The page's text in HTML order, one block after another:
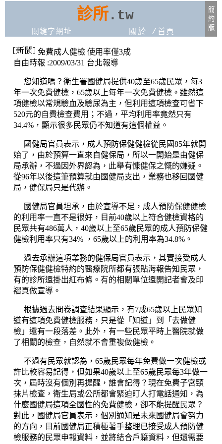
診所.tw
簡
約
版
關鍵字網址 關於 / 首頁
免費成人健檢 使用率僅3成
自由時報 :2009/03/31 台北報導
您知道嗎？衛生署國健局提供40歲至65歲民眾，每3
年一次免費健檢，65歲以上每年一次免費健檢。雖然這
項健檢以常規驗血及驗尿為主，但利用這項檢查可省下
520元的自費檢查費用；不過，平均利用率竟然只有
34.4%，顯示很多民眾仍不知道有這個權益。
國健局官員表示，成人預防保健健檢從民國85年就開
始了，由於預算一直來自健保局，所以一開始是由健保
局承辦，不過因外界認為，此舉有慷健保之慨的嫌疑。
從96年以後這筆預算就由國健局支出，業務也移回國健
局，健保局只是代辦。
國健局官員坦承，由於宣導不足，成人預防保健健檢
的利用率一直不是很好，目前40歲以上符合健檢資格的
民眾共有486萬人，40歲以上至65歲民眾的成人預防保健
健檢利用率只有34% ，65歲以上的利用率為34.8%。
過去承辦這項業務的健保局官員表示，其實接受成人
預防保健健檢特約的醫療院所都有張貼海報告知民眾，
有的診所還掛出紅布條。有的相關單位還開記者會及印
褶頁做宣導。
根據過去問卷調查結果顯示，有7成65歲以上民眾知
道有這項免費健檢服務，只是從「知道」到「去做健
檢」還有一段落差。此外，有一些民眾平時上醫院就做
了相關的檢查，自然就不會重複做健檢。
不過有民眾就認為，65歲民眾每年免費做一次健檢或
許比較容易記得，但如果40歲以上至65歲民眾每3年做一
次，屆時沒有個別再提醒，誰會記得？現在免費子宮頸
抹片檢查，衛生局或公所都會緊迫盯人打電話通知，為
什麼國健局這項全國性的免費健檢，卻不能提醒民眾？
對此，國健局官員表示，個別通知是未來國健局會努力
的方向，目前國健局正積極著手整理已接受成人預防健
檢服務的民眾申報資料，並將結合戶籍資料，但還需要